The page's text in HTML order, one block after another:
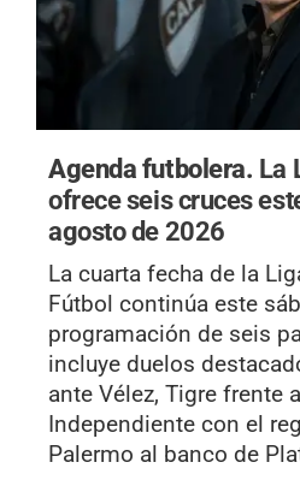
Agenda futbolera. La
ofrece seis cruces
agosto de 2026
La cuarta fecha de la
Fútbol continúa este
programación de seis
incluye duelos
ante Vélez, Tigre frente
Independiente con el
Palermo al banco de